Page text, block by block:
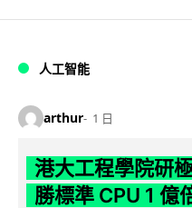
人工智能
arthur 1 日
港大工程學院研
勝標準 CPU 1 億